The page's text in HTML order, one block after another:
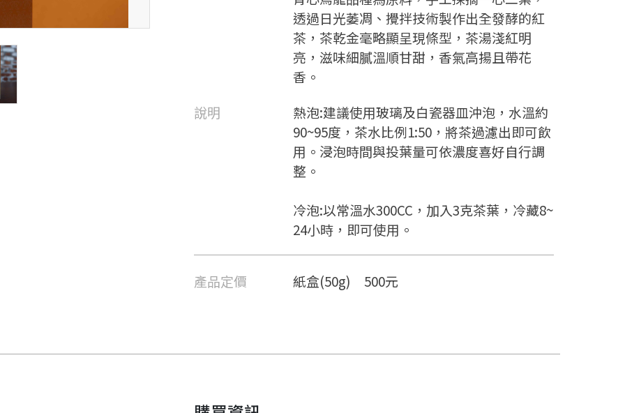
透過日光萎凋、攪拌技術製作出全發酵的紅
茶，茶乾金毫略顯呈現條型，茶湯淺紅明
亮，滋味細膩溫順甘甜，香氣高揚且帶花
香。
說明
熱泡:建議使用玻璃及白瓷器皿沖泡，水溫約
90~95度，茶水比例1:50，將茶過濾出即可飲
用。浸泡時間與投葉量可依濃度喜好自行調
整。
冷泡:以常溫水300CC，加入3克茶葉，冷藏8~
24小時，即可使用。
產品定價 紙盒(50g) 500元